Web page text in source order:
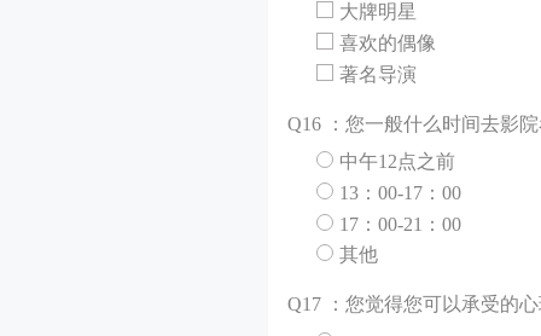
大牌明星
喜欢的偶像
著名导演
Q16 ：您一般什么时间去影院
中午12点之前
13：00-17：00
17：00-21：00
其他
Q17 ：您觉得您可以承受的心